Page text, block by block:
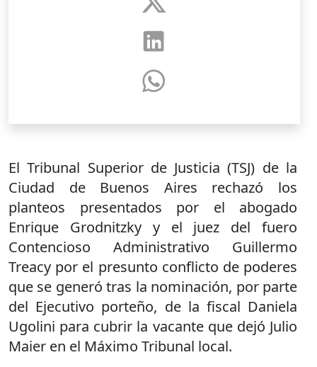
El Tribunal Superior de Justicia (TSJ) de la
Ciudad de Buenos Aires rechazó los
planteos presentados por el abogado
Enrique Grodnitzky y el juez del fuero
Contencioso Administrativo Guillermo
Treacy por el presunto conflicto de poderes
que se generó tras la nominación, por parte
del Ejecutivo porteño, de la fiscal Daniela
Ugolini para cubrir la vacante que dejó Julio
Maier en el Máximo Tribunal local.